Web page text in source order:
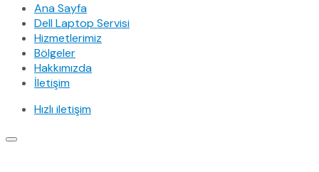
Ana Sayfa
Dell Laptop Servisi
Hizmetlerimiz
Bölgeler
Hakkımızda
İletişim
Hızlı iletişim